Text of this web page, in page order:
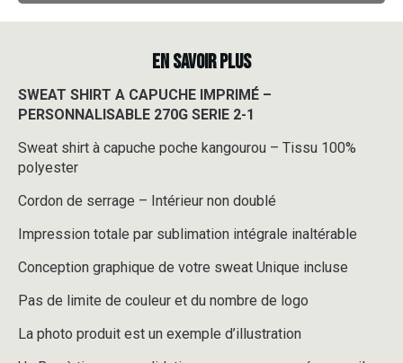
EN SAVOIR PLUS
SWEAT SHIRT A CAPUCHE IMPRIMÉ –
PERSONNALISABLE 270G SERIE 2-1
Sweat shirt à capuche poche kangourou – Tissu 100%
polyester
Cordon de serrage – Intérieur non doublé
Impression totale par sublimation intégrale inaltérable
Conception graphique de votre sweat Unique incluse
Pas de limite de couleur et du nombre de logo
La photo produit est un exemple d’illustration